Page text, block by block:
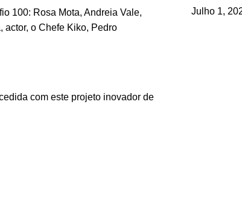
100: Rosa Mota, Andreia Vale,
actor, o Chefe Kiko, Pedro
com este projeto inovador de
Julho 1,